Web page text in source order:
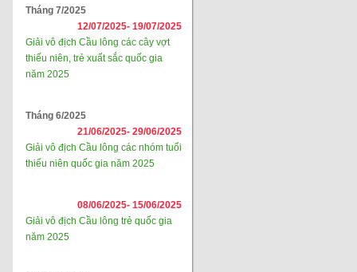
Tháng 7/2025
12/07/2025- 19/07/2025
Giải vô địch Cầu lông các cây vợt
thiếu niên, trẻ xuất sắc quốc gia
năm 2025
Tháng 6/2025
21/06/2025- 29/06/2025
Giải vô địch Cầu lông các nhóm tuổi
thiếu niên quốc gia năm 2025
08/06/2025- 15/06/2025
Giải vô địch Cầu lông trẻ quốc gia
năm 2025